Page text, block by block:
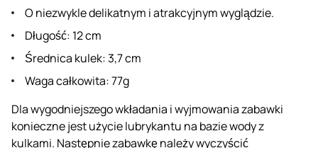
O niezwykle delikatnym i atrakcyjnym wyglądzie.
Długość: 12 cm
Średnica kulek: 3,7 cm
Waga całkowita: 77g
Dla wygodniejszego wkładania i wyjmowania zabawki
konieczne jest użycie lubrykantu na bazie wody z
kulkami. Następnie zabawkę należy wyczyścić